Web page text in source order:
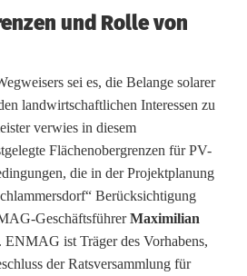
und Rolle von
sei es, die Belange solarer
landwirtschaftlichen Interessen zu
verwies in diesem
Flächenobergrenzen für PV-
die in der Projektplanung
Berücksichtigung
GeschäftsführerMaximilian
ENMAG ist Träger des Vorhabens,
der Ratsversammlung für